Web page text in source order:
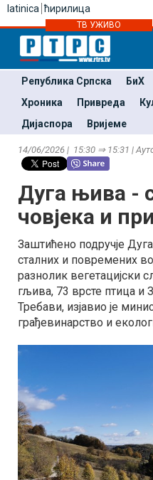
latinica ћирилица
ТВ УЖИВО
Република Српска БиХ
Хроника
Привреда
Дијаспора
Вријеме
14/06/2026 | 15:30 ⇒ 15:31 |
Дуга њива -
човјека и
Заштићено подручје
сталних и повремених
разнолик вегетацијски
гљива, 73 врсте птица
Требави, изјавио је
грађевинарство и